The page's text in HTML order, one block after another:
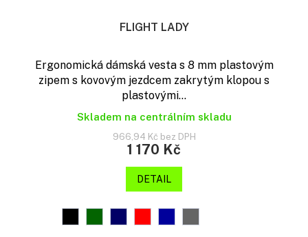
FLIGHT LADY
Ergonomická dámská vesta s 8 mm plastovým
zipem s kovovým jezdcem zakrytým klopou s
plastovými...
Skladem na centrálním skladu
966,94 Kč bez DPH
1 170 Kč
DETAIL